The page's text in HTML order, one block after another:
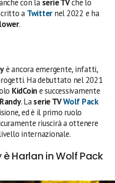
con la serie TVche lo
a Twitter nel 2022 e ha
.
è ancora emergente, infatti,
Ha debuttato nel 2021
KidCoine successivamente
. Laserie TVWolf Pack
ed è il primo ruolo
riuscirà a ottenere
internazionale.
Harlan in Wolf Pack